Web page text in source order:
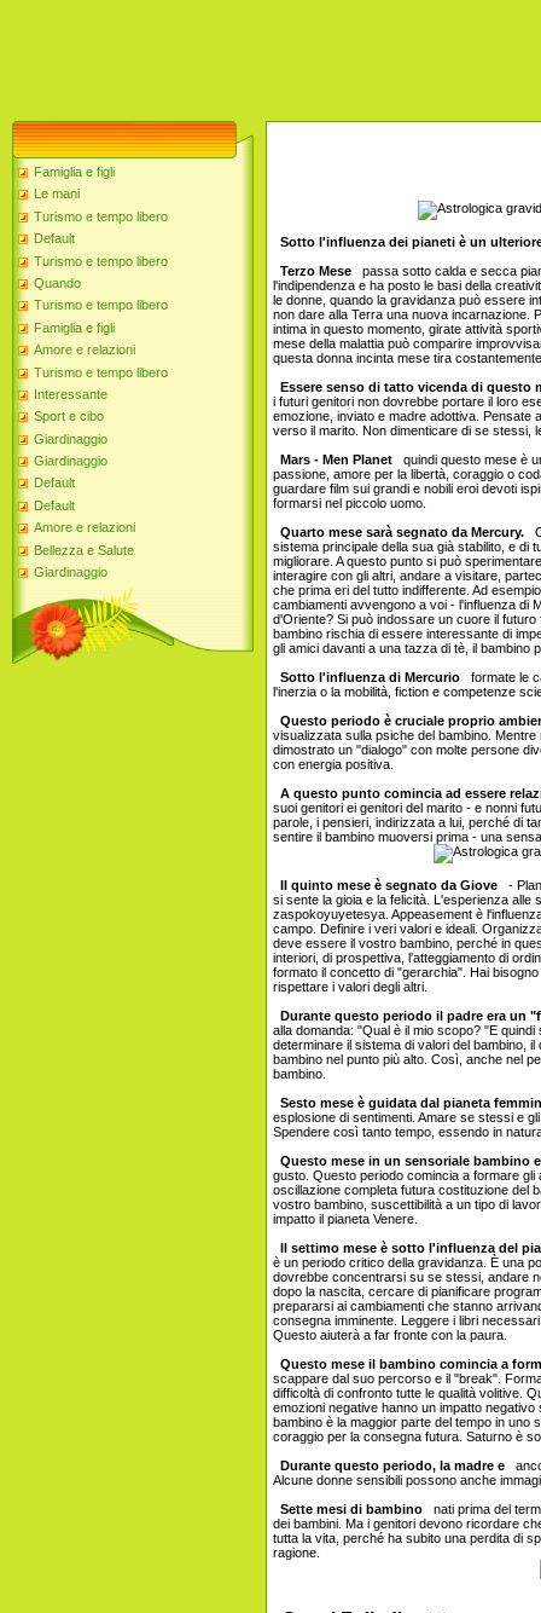
Famiglia e figli
Le mani
Turismo e tempo libero
Default
Turismo e tempo libero
Quando
Turismo e tempo libero
Famiglia e figli
Amore e relazioni
Turismo e tempo libero
Interessante
Sport e cibo
Giardinaggio
Giardinaggio
Default
Default
Amore e relazioni
Bellezza e Salute
Giardinaggio
Sotto l'influenza dei pianeti è un
Terzo Mese
passa sotto calda e secca
l'indipendenza e ha posto le basi della
le donne, quando la gravidanza può essere
non dare alla Terra una nuova incarnazione.
intima in questo momento, girate attività
mese della malattia può comparire
questa donna incinta mese tira
Essere senso di tatto vicenda di questo
i futuri genitori non dovrebbe portare il loro
emozione, inviato e madre adottiva. Pensate
verso il marito. Non dimenticare di se stessi,
Mars - Men Planet
quindi questo mese è
passione, amore per la libertà, coraggio o
guardare film sui grandi e nobili eroi devoti
formarsi nel piccolo uomo.
Quarto mese sarà segnato da Mercury.
sistema principale della sua già stabilito, e di
migliorare. A questo punto si può
interagire con gli altri, andare a visitare,
che prima eri del tutto indifferente. Ad
cambiamenti avvengono a voi - l'influenza di
d'Oriente? Si può indossare un cuore il
bambino rischia di essere interessante di
gli amici davanti a una tazza di tè, il bambino
Sotto l'influenza di Mercurio
formate le
l'inerzia o la mobilità, fiction e competenze
Questo periodo è cruciale proprio
visualizzata sulla psiche del bambino.
dimostrato un "dialogo" con molte persone
con energia positiva.
A questo punto comincia ad essere
suoi genitori ei genitori del marito - e nonni
parole, i pensieri, indirizzata a lui, perché di
sentire il bambino muoversi prima - una
Il quinto mese è segnato da Giove
-
si sente la gioia e la felicità. L'esperienza
zaspokoyuyetesya. Appeasement è
campo. Definire i veri valori e ideali.
deve essere il vostro bambino, perché in
interiori, di prospettiva, l'atteggiamento di
formato il concetto di "gerarchia". Hai
rispettare i valori degli altri.
Durante questo periodo il padre era un
alla domanda: "Qual è il mio scopo? "E
determinare il sistema di valori del bambino,
bambino nel punto più alto. Così, anche nel
bambino.
Sesto mese è guidata dal pianeta
esplosione di sentimenti. Amare se stessi e
Spendere così tanto tempo, essendo in
Questo mese in un sensoriale bambino
gusto. Questo periodo comincia a formare
oscillazione completa futura costituzione del
vostro bambino, suscettibilità a un tipo di
impatto il pianeta Venere.
Il settimo mese è sotto l'influenza del
è un periodo critico della gravidanza. È una
dovrebbe concentrarsi su se stessi, andare
dopo la nascita, cercare di pianificare
prepararsi ai cambiamenti che stanno
consegna imminente. Leggere i libri
Questo aiuterà a far fronte con la paura.
Questo mese il bambino comincia a
scappare dal suo percorso e il "break".
difficoltà di confronto tutte le qualità volitive.
emozioni negative hanno un impatto
bambino è la maggior parte del tempo in
coraggio per la consegna futura. Saturno è
Durante questo periodo, la madre e
Alcune donne sensibili possono anche
Sette mesi di bambino
nati prima del
dei bambini. Ma i genitori devono ricordare
tutta la vita, perché ha subito una perdita di
ragione.